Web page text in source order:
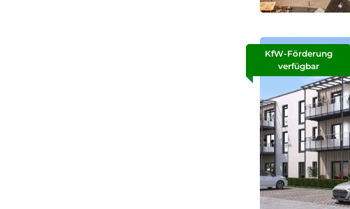
KfW-Förderung
verfügbar